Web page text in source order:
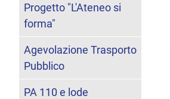
Progetto "L'Ateneo si
forma"
Agevolazione Trasporto
Pubblico
PA 110 e lode